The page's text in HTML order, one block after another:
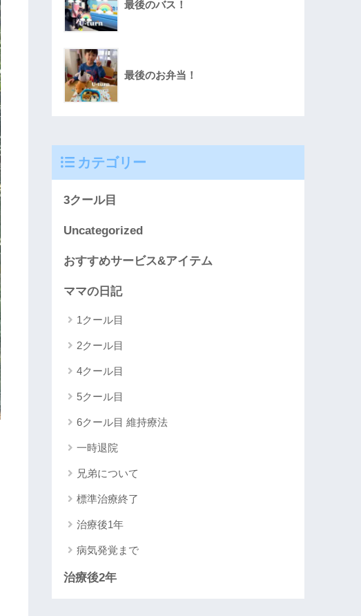
最後のバス！
最後のお弁当！
カテゴリー
3クール目
Uncategorized
おすすめサービス&アイテム
ママの日記
1クール目
2クール目
4クール目
5クール目
6クール目 維持療法
一時退院
兄弟について
標準治療終了
治療後1年
病気発覚まで
治療後2年